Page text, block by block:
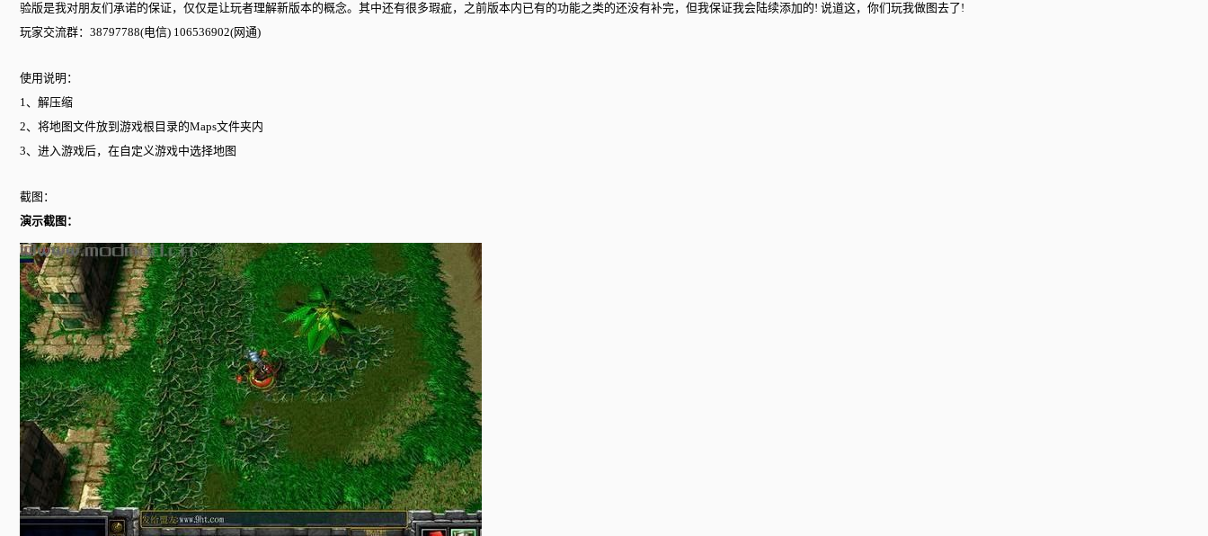
验版是我对朋友们承诺的保证，仅仅是让玩者理解新版本的概念。其中还有很多瑕疵，之前版本内已有的功能之类的还没有补完，但我保证我会陆续添加的! 说道这，你们玩我做图去了!
玩家交流群：38797788(电信) 106536902(网通)
使用说明：
1、解压缩
2、将地图文件放到游戏根目录的Maps文件夹内
3、进入游戏后，在自定义游戏中选择地图
截图：
演示截图：